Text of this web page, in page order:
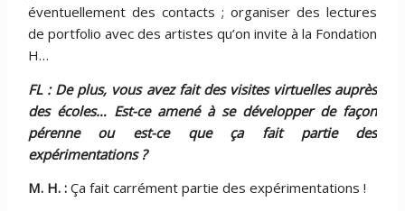
éventuellement des contacts ; organiser des lectures
de portfolio avec des artistes qu’on invite à la Fondation
H…
FL : De plus, vous avez fait des visites virtuelles auprès
des écoles… Est-ce amené à se développer de façon
pérenne ou est-ce que ça fait partie des
expérimentations ?
M. H. : Ça fait carrément partie des expérimentations !